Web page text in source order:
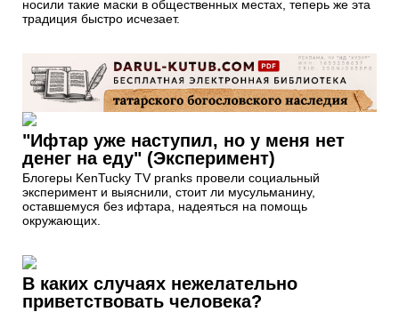
носили такие маски в общественных местах, теперь же эта
традиция быстро исчезает.
"Ифтар уже наступил, но у меня нет
денег на еду" (Эксперимент)
Блогеры KenTucky TV pranks провели социальный
эксперимент и выяснили, стоит ли мусульманину,
оставшемуся без ифтара, надеяться на помощь
окружающих.
В каких случаях нежелательно
приветствовать человека?